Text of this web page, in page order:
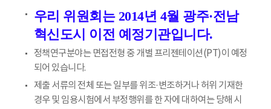
우리 위원회는 2014년 4월 광주·전남
혁신도시 이전 예정기관입니다.
정책연구분야는 면접전형 중 개별 프리젠테이션(PT)이 예정
되어 있습니다.
제출 서류의 전체 또는 일부를 위조·변조하거나 허위 기재한
경우 및 임용시험에서 부정행위를 한 자에 대하여는 당해 시